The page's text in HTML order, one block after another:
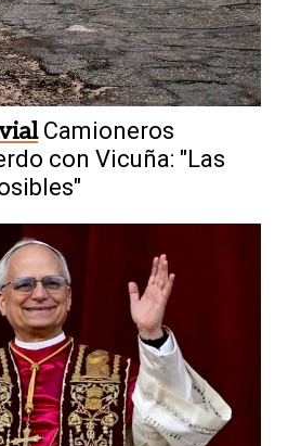
Camioneros
con Vicuña: "Las